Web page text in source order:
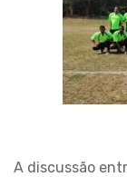
A discussão